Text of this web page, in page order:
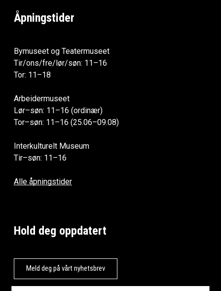
Åpningstider
Bymuseet og Teatermuseet
Tir/ons/fre/lør/søn: 11–16
Tor: 11–18
Arbeidermuseet
Lør–søn: 11–16 (ordinær)
Tor–søn: 11–16 (25.06–09.08)
Interkulturelt Museum
Tir–søn: 11–16
Alle åpningstider
Hold deg oppdatert
Meld deg på vårt nyhetsbrev